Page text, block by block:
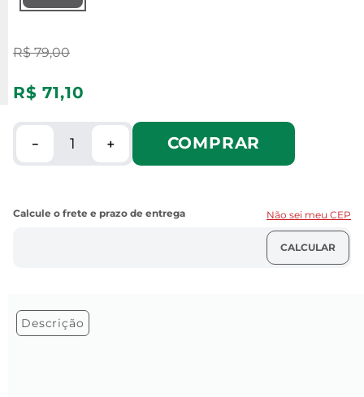
R$ 79,00
R$ 71,10
＋
－ COMPRAR
Não sei meu CEP
Descrição